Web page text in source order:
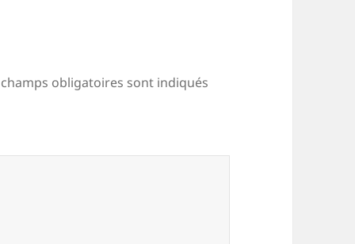
champs obligatoires sont indiqués